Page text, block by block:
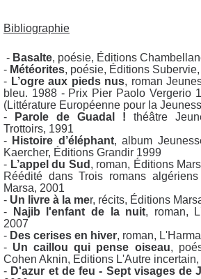
Bibliographie
- Basalte, poésie, Éditions
- Météorites, poésie, Éditions
- L’ogre aux pieds nus, roman
bleu. 1988 - Prix Pier Paolo Vergerio
(Littérature Européenne pour la
-
Parole de Guadal ! théâtre
Trottoirs, 1991
- Histoire d’éléphant, album
Kaercher, Éditions Grandir 1999
- L’appel du Sud , roman, Éditions
Réédité dans Trois romans
Marsa, 2001
- Un livre à la mer, récits, Éditions
-
Najib l'enfant de la nuit, roman,
2007
- Des cerises en hiver, roman,
- Un caillou qui pense oiseau,
Cohen Aknin, Editions L'Autre incertain,
- D'azur et de feu - Sept visages de